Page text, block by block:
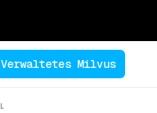
Verwaltetes Milvus